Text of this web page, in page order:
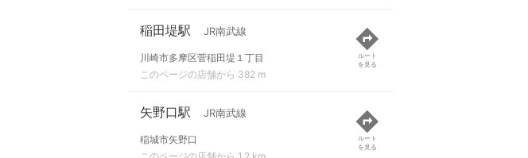
稲田堤駅 JR南武線
川崎市多摩区菅稲田堤１丁目
このページの店舗から 382 m
ルート
を見る
矢野口駅 JR南武線
稲城市矢野口
ルート
を見る